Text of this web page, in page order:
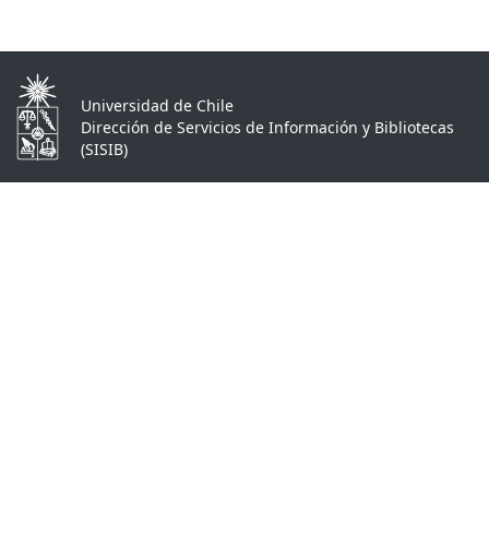
Universidad de Chile
Dirección de Servicios de Información y Bibliotecas
(SISIB)